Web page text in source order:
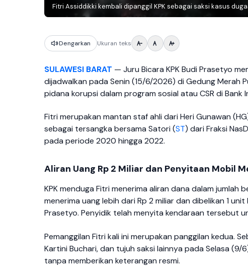
Fitri Assiddikki kembali dipanggil KPK sebagai saksi kasus
Dengarkan Ukuran teks
SULAWESI BARAT — Juru Bicara KPK Budi Prasetyo
dijadwalkan pada Senin (15/6/2026) di Gedung Merah
pidana korupsi dalam program sosial atau CSR di Bank
Fitri merupakan mantan staf ahli dari Heri Gunawan
sebagai tersangka bersama Satori (ST) dari Fraksi
pada periode 2020 hingga 2022.
Aliran Uang Rp 2 Miliar dan Penyitaan Mobil
KPK menduga Fitri menerima aliran dana dalam jumlah
menerima uang lebih dari Rp 2 miliar dan dibelikan 1
Prasetyo. Penyidik telah menyita kendaraan tersebut
Pemanggilan Fitri kali ini merupakan panggilan kedua.
Kartini Buchari, dan tujuh saksi lainnya pada Selasa (9/
tanpa memberikan keterangan resmi.